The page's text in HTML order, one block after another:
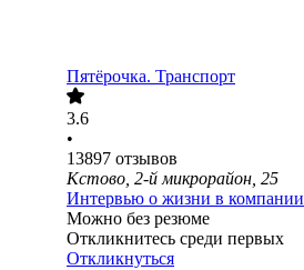
Пятёрочка. Транспорт
3.6
•
13897 отзывов
Кстово, 2-й микрорайон, 25
Интервью о жизни в компании
Можно без резюме
Откликнитесь среди первых
Откликнуться